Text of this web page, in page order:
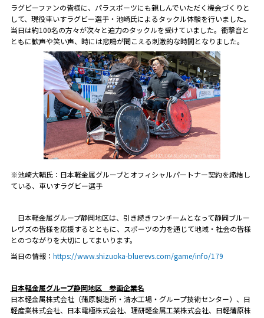
ラグビーファンの皆様に、パラスポーツにも親しんでいただく機会づくりと
して、現役車いすラグビー選手・池崎氏によるタックル体験を行いました。
当日は約100名の方々が次々と迫力のタックルを受けていました。衝撃音と
ともに歓声や笑い声、時には悲鳴が聞こえる刺激的な時間となりました。
※池崎大輔氏：日本軽金属グループとオフィシャルパートナー契約を締結し
ている、車いすラグビー選手
日本軽金属グループ静岡地区は、引き続きワンチームとなって静岡ブルー
レヴズの皆様を応援するとともに、スポーツの力を通じて地域・社会の皆様
とのつながりを大切にしてまいります。
当日の情報： https://www.shizuoka-bluerevs.com/game/info/179
日本軽金属グループ静岡地区 参画企業名
日本軽金属株式会社（蒲原製造所・清水工場・グループ技術センター）、日
軽産業株式会社、日本電極株式会社、理研軽金属工業株式会社、日軽蒲原株